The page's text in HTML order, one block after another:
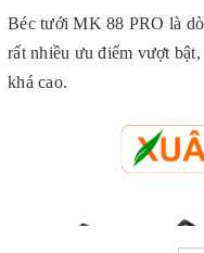
Béc tưới MK 88 PRO là
rất nhiều ưu điểm vượt
khá cao.